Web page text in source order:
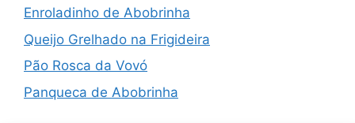
Enroladinho de Abobrinha
Queijo Grelhado na Frigideira
Pão Rosca da Vovó
Panqueca de Abobrinha